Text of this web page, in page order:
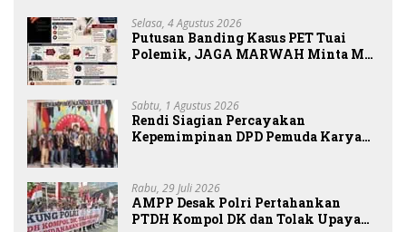
Selasa, 4 Agustus 2026
Putusan Banding Kasus PET Tuai
Polemik, JAGA MARWAH Minta MA
Sabtu, 1 Agustus 2026
Rendi Siagian Percayakan
Kepemimpinan DPD Pemuda Karya
Rabu, 29 Juli 2026
AMPP Desak Polri Pertahankan
PTDH Kompol DK dan Tolak Upaya